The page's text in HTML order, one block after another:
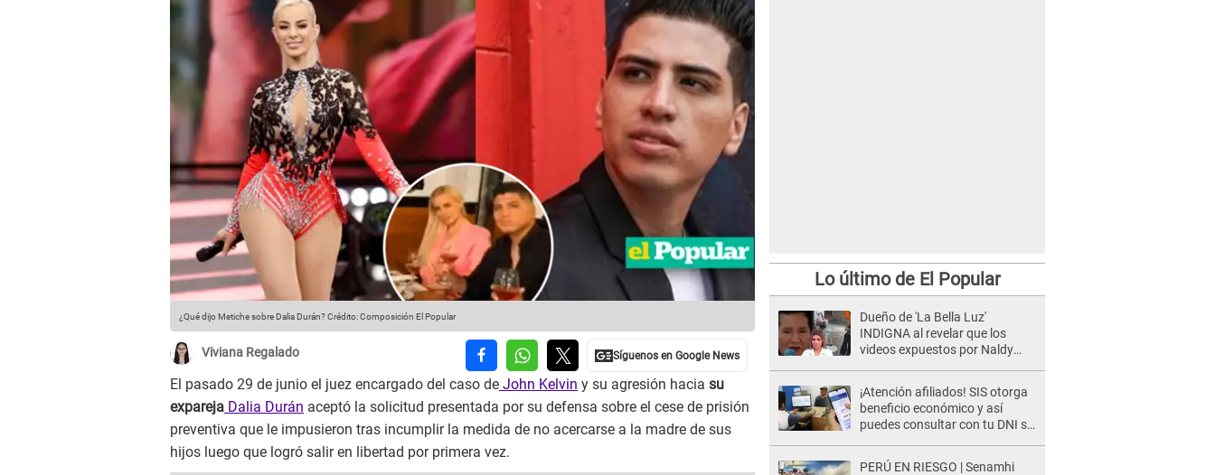
¿Qué dijo Metiche sobre Dalia Durán?Crédito: Composición El Popular
Viviana Regalado
El pasado 29 de junio el juez encargado del caso de John Kelvin y su agresión hacia su
expareja Dalia Durán aceptó la solicitud presentada por su defensa sobre el cese de prisión
preventiva que le impusieron tras incumplir la medida de no acercarse a la madre de sus
hijos luego que logró salir en libertad por primera vez.
Lo último de El Popular
Dueño de 'La Bella Luz'
INDIGNA al revelar que los
videos expuestos por Naldy
¡Atención afiliados! SIS otorga
beneficio económico y así
puedes consultar con tu DNI si
PERÚ EN RIESGO | Senamhi